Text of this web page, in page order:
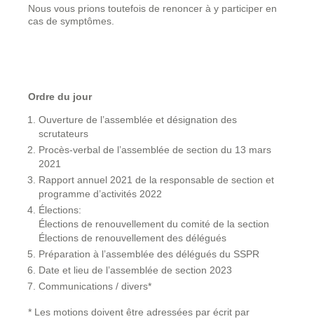
Nous vous prions toutefois de renoncer à y participer en
cas de symptômes.
Ordre du jour
Ouverture de l’assemblée et désignation des
scrutateurs
Procès-verbal de l’assemblée de section du 13 mars
2021
Rapport annuel 2021 de la responsable de section et
programme d’activités 2022
Élections:
Élections de renouvellement du comité de la section
Élections de renouvellement des délégués
Préparation à l’assemblée des délégués du SSPR
Date et lieu de l’assemblée de section 2023
Communications / divers*
* Les motions doivent être adressées par écrit par